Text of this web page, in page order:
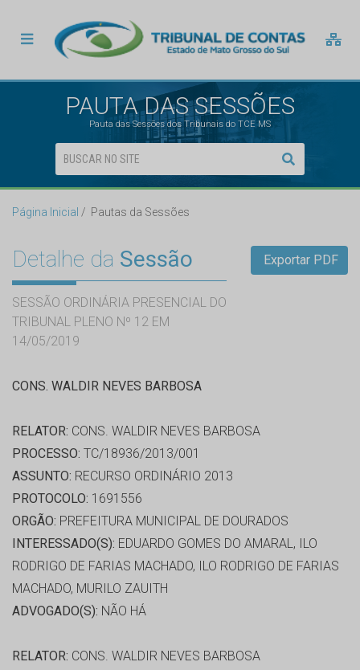
PAUTA DAS SESSÕES
Pauta das Sessões dos Tribunais do TCE MS
Página Inicial Pautas da Sessões
Detalhe da Sessão
SESSÃO ORDINÁRIA PRESENCIAL DO
TRIBUNAL PLENO Nº 12 EM
14/05/2019
Exportar PDF
CONS. WALDIR NEVES BARBOSA
RELATOR: CONS. WALDIR NEVES BARBOSA
PROCESSO: TC/18936/2013/001
ASSUNTO: RECURSO ORDINÁRIO 2013
PROTOCOLO: 1691556
ORGÃO: PREFEITURA MUNICIPAL DE DOURADOS
INTERESSADO(S): EDUARDO GOMES DO AMARAL, ILO
RODRIGO DE FARIAS MACHADO, ILO RODRIGO DE FARIAS
MACHADO, MURILO ZAUITH
ADVOGADO(S): NÃO HÁ
RELATOR: CONS. WALDIR NEVES BARBOSA